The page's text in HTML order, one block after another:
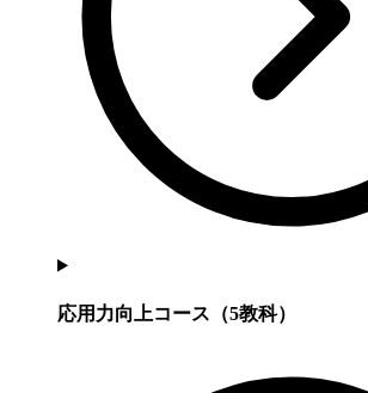
応用力向上コース（5教科）